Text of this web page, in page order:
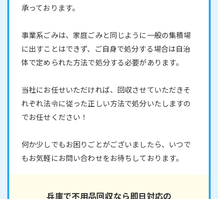
承っております。
事業系ごみは、家庭ごみと同じように一般の集積場
に出すことはできず、ご自身で処分する場合は自治
体で定められた方法で処分する必要があります。
当社にお任せいただければ、回収させていただきそ
れぞれ法令に従った正しい方法で処分いたしますの
でお任せください！
何か少しでもお困りごとがございましたら、いつで
もお気軽にお問い合わせをお待ちしております。
兵庫で不用品回収なら即日対応の